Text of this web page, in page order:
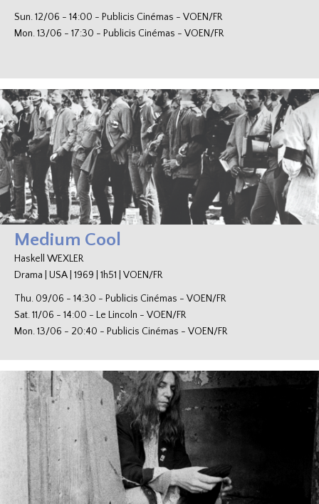
Sun. 12/06 - 14:00 - Publicis Cinémas - VOEN/FR
Mon. 13/06 - 17:30 - Publicis Cinémas - VOEN/FR
Medium Cool
Haskell WEXLER
Drama
USA 1969 1h51 VOEN/FR
Thu. 09/06 - 14:30 - Publicis Cinémas - VOEN/FR
Sat. 11/06 - 14:00 - Le Lincoln - VOEN/FR
Mon. 13/06 - 20:40 - Publicis Cinémas - VOEN/FR